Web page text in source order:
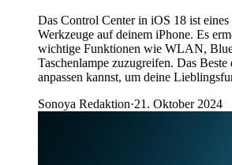
Das Control Center in iOS 18 ist eines
Werkzeuge auf deinem iPhone. Es
wichtige Funktionen wie WLAN,
Taschenlampe zuzugreifen. Das Beste
anpassen kannst, um deine
Sonoya Redaktion·21. Oktober 2024